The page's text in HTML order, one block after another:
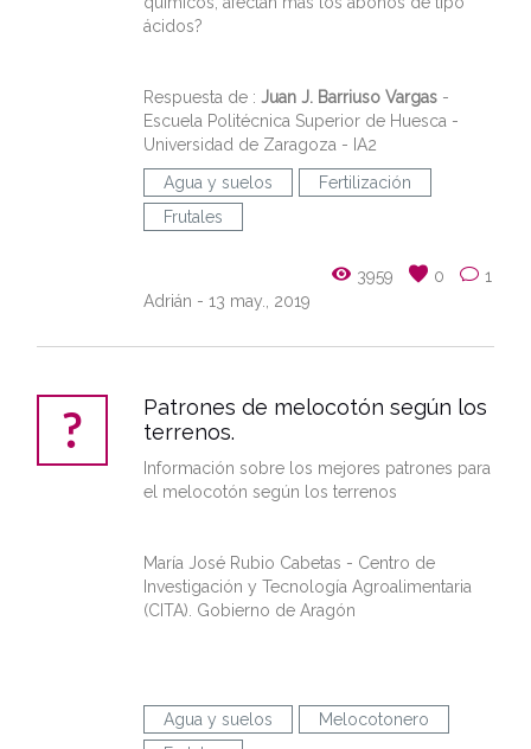
ácidos?
Respuesta de : Juan J. Barriuso Vargas -
Escuela Politécnica Superior de Huesca -
Universidad de Zaragoza - IA2
Agua y suelos
Fertilización
Frutales
3959 0
1
Adrián - 13 may., 2019
Patrones de melocotón según los
terrenos.
Información sobre los mejores patrones para
el melocotón según los terrenos
María José Rubio Cabetas - Centro de
Investigación y Tecnología Agroalimentaria
(CITA). Gobierno de Aragón
Agua y suelos
Melocotonero